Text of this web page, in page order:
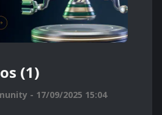
(1)
- 17/09/2025 15:04